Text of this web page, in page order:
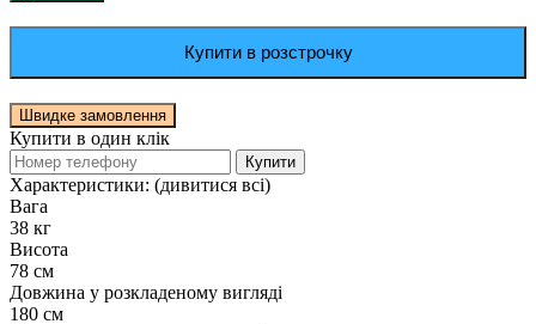
Купити в розстрочку
Швидке замовлення
Купити в один клік
Купити
Характеристики: (дивитися всі)
Вага
38 кг
Висота
78 см
Довжина у розкладеному вигляді
180 см